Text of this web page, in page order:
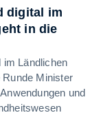
digital im
in die
im Ländlichen
Runde Minister
und